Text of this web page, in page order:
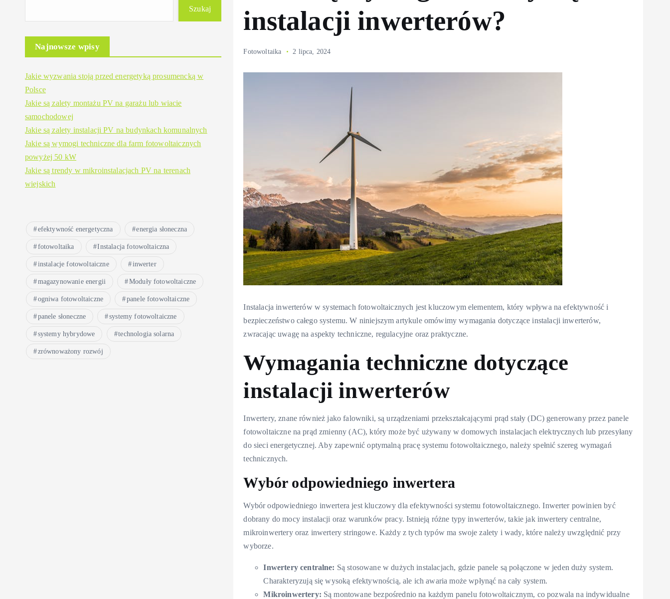
Szukaj
Najnowsze wpisy
Jakie wyzwania stoją przed energetyką prosumencką w
Polsce
Jakie są zalety montażu PV na garażu lub wiacie
samochodowej
Jakie są zalety instalacji PV na budynkach komunalnych
Jakie są wymogi techniczne dla farm fotowoltaicznych
powyżej 50 kW
Jakie są trendy w mikroinstalacjach PV na terenach
wiejskich
efektywność energetyczna energia słoneczna
fotowoltaika Instalacja fotowoltaiczna
instalacje fotowoltaiczne inwerter
magazynowanie energii Moduły fotowoltaiczne
ogniwa fotowoltaiczne panele fotowoltaiczne
panele słoneczne systemy fotowoltaiczne
systemy hybrydowe technologia solarna
zrównoważony rozwój
instalacji inwerterów?
Fotowoltaika 2 lipca, 2024
Instalacja inwerterów w systemach fotowoltaicznych jest kluczowym elementem, który wpływa na efektywność i
bezpieczeństwo całego systemu. W niniejszym artykule omówimy wymagania dotyczące instalacji inwerterów,
zwracając uwagę na aspekty techniczne, regulacyjne oraz praktyczne.
Wymagania techniczne dotyczące
instalacji inwerterów
Inwertery, znane również jako falowniki, są urządzeniami przekształcającymi prąd stały (DC) generowany przez panele
fotowoltaiczne na prąd zmienny (AC), który może być używany w domowych instalacjach elektrycznych lub przesyłany
do sieci energetycznej. Aby zapewnić optymalną pracę systemu fotowoltaicznego, należy spełnić szereg wymagań
technicznych.
Wybór odpowiedniego inwertera
Wybór odpowiedniego inwertera jest kluczowy dla efektywności systemu fotowoltaicznego. Inwerter powinien być
dobrany do mocy instalacji oraz warunków pracy. Istnieją różne typy inwerterów, takie jak inwertery centralne,
mikroinwertery oraz inwertery stringowe. Każdy z tych typów ma swoje zalety i wady, które należy uwzględnić przy
wyborze.
Inwertery centralne: Są stosowane w dużych instalacjach, gdzie panele są połączone w jeden duży system.
Charakteryzują się wysoką efektywnością, ale ich awaria może wpłynąć na cały system.
Mikroinwertery: Są montowane bezpośrednio na każdym panelu fotowoltaicznym, co pozwala na indywidualne